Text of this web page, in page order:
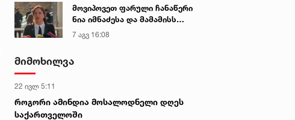
სექსუალურად ავიწროებდა,
ფაქტობრივად, წაქეზება იყო -
მოვიპოვეთ ფარული ჩანაწერი
ნია იმნაძესა და მამამისს
შორის, განიხილავდნენ, როგორ
ჩაიდინა გაბაშვილმა დანაშაული
არასწორად მოიქცა, თუმცა
ეპოქაში სხვანაირად ხდება -
პროკურორი
7 აგვ 16:08
მიმოხილვა
22 ივლ 5:11
როგორი ამინდია მოსალოდნელი დღეს
საქართველოში